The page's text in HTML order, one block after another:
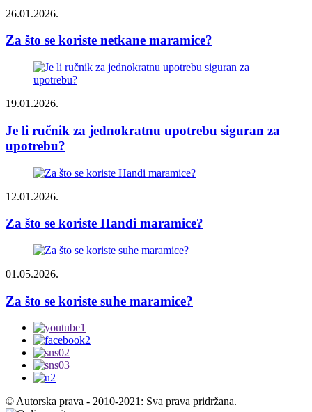
26.01.2026.
Za što se koriste netkane maramice?
19.01.2026.
Je li ručnik za jednokratnu upotrebu siguran za
upotrebu?
12.01.2026.
Za što se koriste Handi maramice?
01.05.2026.
Za što se koriste suhe maramice?
© Autorska prava - 2010-2021: Sva prava pridržana.